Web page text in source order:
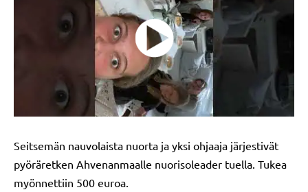
Seitsemän nauvolaista nuorta ja yksi ohjaaja järjestivät
pyöräretken Ahvenanmaalle nuorisoleader tuella. Tukea
myönnettiin 500 euroa.